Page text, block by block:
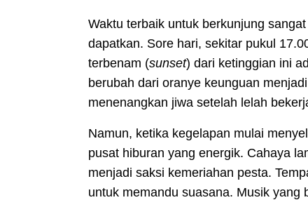
Waktu terbaik untuk berkunjung
dapatkan. Sore hari, sekitar pukul
terbenam (sunset) dari ketinggian ini
berubah dari oranye keunguan
menenangkan jiwa setelah lelah
Namun, ketika kegelapan mulai
pusat hiburan yang energik. Cahaya
menjadi saksi kemeriahan pesta.
untuk memandu suasana. Musik yang